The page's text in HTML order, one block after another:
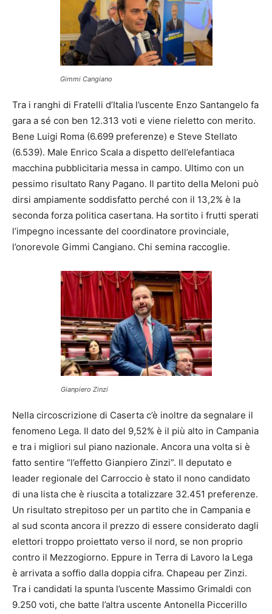
Gimmi Cangiano
Tra i ranghi di Fratelli d’Italia l’uscente Enzo Santangelo fa
gara a sé con ben 12.313 voti e viene rieletto con merito.
Bene Luigi Roma (6.699 preferenze) e Steve Stellato
(6.539). Male Enrico Scala a dispetto dell’elefantiaca
macchina pubblicitaria messa in campo. Ultimo con un
pessimo risultato Rany Pagano. Il partito della Meloni può
dirsi ampiamente soddisfatto perché con il 13,2% è la
seconda forza politica casertana. Ha sortito i frutti sperati
l’impegno incessante del coordinatore provinciale,
l’onorevole Gimmi Cangiano. Chi semina raccoglie.
Gianpiero Zinzi
Nella circoscrizione di Caserta c’è inoltre da segnalare il
fenomeno Lega. Il dato del 9,52% è il più alto in Campania
e tra i migliori sul piano nazionale. Ancora una volta si è
fatto sentire “l’effetto Gianpiero Zinzi”. Il deputato e
leader regionale del Carroccio è stato il nono candidato
di una lista che è riuscita a totalizzare 32.451 preferenze.
Un risultato strepitoso per un partito che in Campania e
al sud sconta ancora il prezzo di essere considerato dagli
elettori troppo proiettato verso il nord, se non proprio
contro il Mezzogiorno. Eppure in Terra di Lavoro la Lega
è arrivata a soffio dalla doppia cifra. Chapeau per Zinzi.
Tra i candidati la spunta l’uscente Massimo Grimaldi con
9.250 voti, che batte l’altra uscente Antonella Piccerillo